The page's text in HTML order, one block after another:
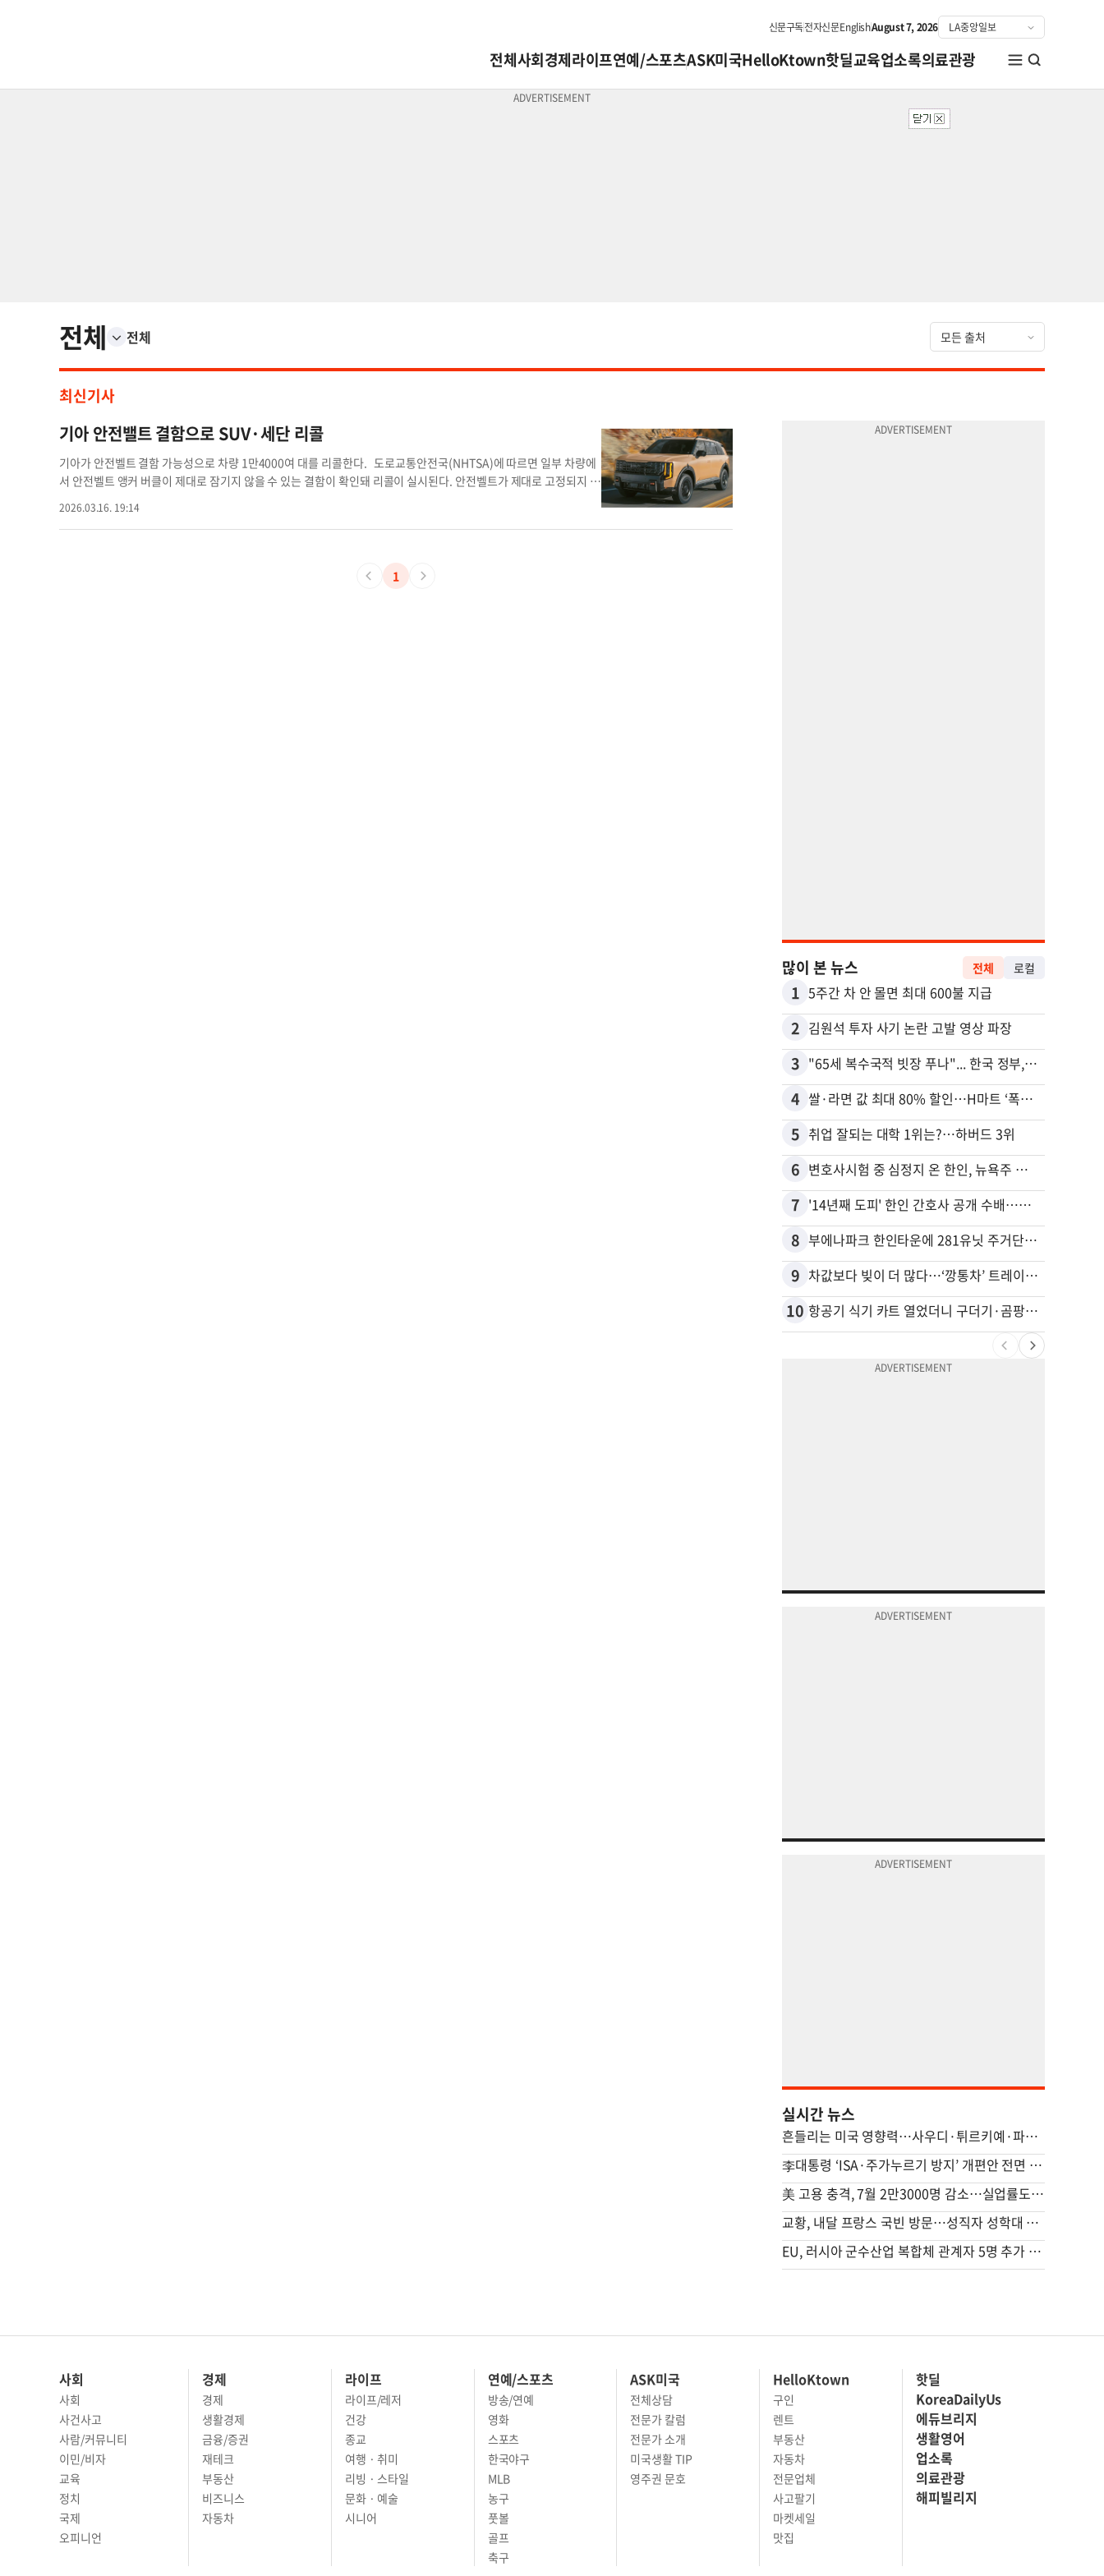
신문구독전자신문EnglishAugust 7, 2026
전체사회경제라이프연예/스포츠ASK미국HelloKtown핫딜교육업소록의료관광
전체 전체
최신기사
기아 안전밸트 결함으로 SUV·세단 리콜
기아가 안전벨트 결함 가능성으로 차량 1만4000여 대를 리콜한다. 도로교통안전국(NHTSA)에 따르면 일부 차량에
서 안전벨트 앵커 버클이 제대로 잠기지 않을 수 있는 결함이 확인돼 리콜이 실시된다. 안전벨트가 제대로 고정되지 않
형 K4 일부 생산 차량이다. 해당 차량 소유주는 오는 20일부터 NHTSA 리콜 조회 시스템에 VIN(차량식별번호) 정보
가 등록되면 자신의 차량이 리콜 대상인지 확인할 수 있다. 조회는 VIN뿐 아니라 리콜 캠페인 번호로도 가능하며 ‘26
관련 부품 수리 또는 교체가 이뤄질 예정이다. 차량 소유주에게는 우편을 통한 공식 통지서도 발송된다. 당국은 주행
전 안전벨트 버클이 ‘딸각’ 소리와 함께 확실히 잠겼는지 확인하고 가볍게 당겨 고정 상태를 점검할 것을 권고했다. 송
2026.03.16. 19:14
1
많이 본 뉴스 전체 로컬
1 5주간 차 안 몰면 최대 600불 지급
2 김원석 투자 사기 논란 고발 영상 파장
3 "65세 복수국적 빗장 푸나"... 한국 정부, 연령 완화 전면 추진
4 쌀·라면 값 최대 80% 할인…H마트 ‘폭탄 세일’
5 취업 잘되는 대학 1위는?…하버드 3위
6 변호사시험 중 심정지 온 한인, 뉴욕주 제소
7 '14년째 도피' 한인 간호사 공개 수배…메디케어 사기 유죄
8 부에나파크 한인타운에 281유닛 주거단지 들어선다
9 차값보다 빚이 더 많다…‘깡통차’ 트레이드인 급증
10 항공기 식기 카트 열었더니 구더기·곰팡이…LAX 기내식 업체 논란
실시간 뉴스
흔들리는 미국 영향력…사우디·튀르키예·파키스탄 안보 손잡았다(종합)
李대통령 ‘ISA·주가누르기 방지’ 개편안 전면 재검토 지시
美 고용 충격, 7월 2만3000명 감소…실업률도 감소해 엇갈린 신호
교황, 내달 프랑스 국빈 방문…성직자 성학대 피해자 만난다
EU, 러시아 군수산업 복합체 관계자 5명 추가 제재
사회
사회
사건사고
사람/커뮤니티
이민/비자
교육
정치
국제
오피니언
경제
경제
생활경제
금융/증권
재테크
부동산
비즈니스
자동차
라이프
라이프/레저
건강
종교
여행 · 취미
리빙 · 스타일
문화 · 예술
시니어
연예/스포츠
방송/연예
영화
스포츠
한국야구
MLB
농구
풋볼
골프
축구
ASK미국
전체상담
전문가 칼럼
전문가 소개
미국생활 TIP
영주권 문호
HelloKtown
구인
렌트
부동산
자동차
전문업체
사고팔기
마켓세일
맛집
핫딜
KoreaDailyUs
에듀브리지
생활영어
업소록
의료관광
해피빌리지